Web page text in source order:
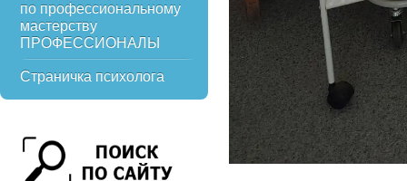
по профессиональному
мастерству
ПРОФЕССИОНАЛЫ
Страничка психолога